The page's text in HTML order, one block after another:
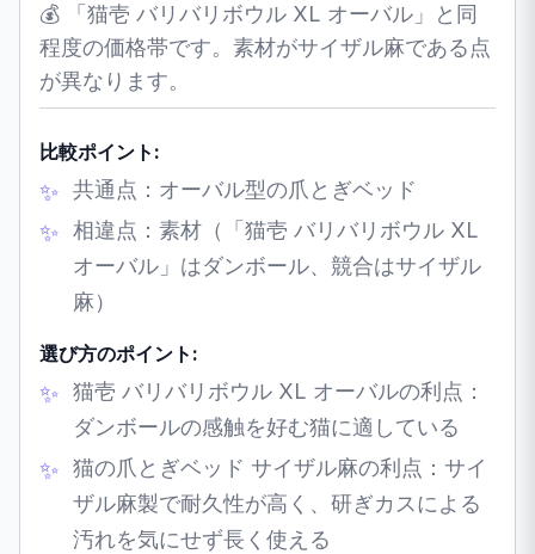
💰 「猫壱 バリバリボウル XL オーバル」と同
程度の価格帯です。素材がサイザル麻である点
が異なります。
比較ポイント:
共通点：オーバル型の爪とぎベッド
相違点：素材（「猫壱 バリバリボウル XL
オーバル」はダンボール、競合はサイザル
麻）
選び方のポイント:
猫壱 バリバリボウル XL オーバルの利点：
ダンボールの感触を好む猫に適している
猫の爪とぎベッド サイザル麻の利点：サイ
ザル麻製で耐久性が高く、研ぎカスによる
汚れを気にせず長く使える